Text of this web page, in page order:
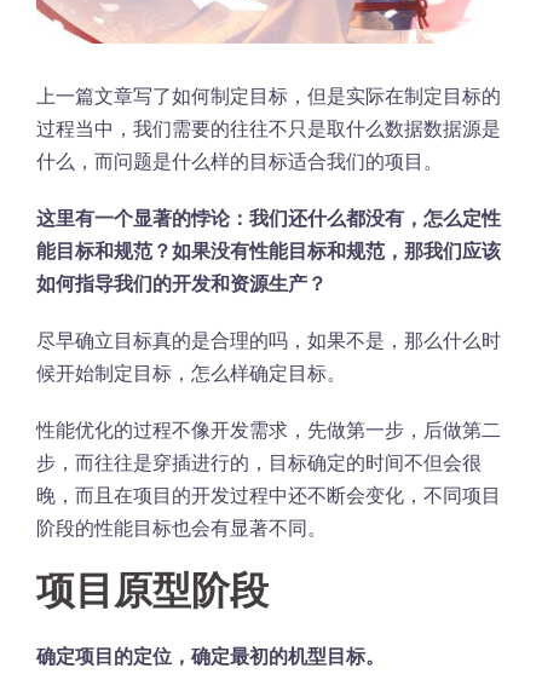
上一篇文章写了如何制定目标，但是实际在制定目标的
过程当中，我们需要的往往不只是取什么数据数据源是
什么，而问题是什么样的目标适合我们的项目。
这里有一个显著的悖论：我们还什么都没有，怎么定性
能目标和规范？如果没有性能目标和规范，那我们应该
如何指导我们的开发和资源生产？
尽早确立目标真的是合理的吗，如果不是，那么什么时
候开始制定目标，怎么样确定目标。
性能优化的过程不像开发需求，先做第一步，后做第二
步，而往往是穿插进行的，目标确定的时间不但会很
晚，而且在项目的开发过程中还不断会变化，不同项目
阶段的性能目标也会有显著不同。
项目原型阶段
确定项目的定位，确定最初的机型目标。